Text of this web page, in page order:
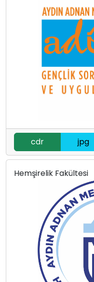
cdr jpg
Hemşirelik Fakültesi